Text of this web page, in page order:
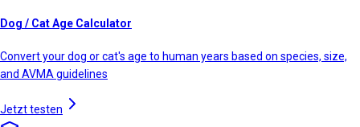
Dog / Cat Age Calculator
Convert your dog or cat's age to human years based on species, size,
and AVMA guidelines
Jetzt testen